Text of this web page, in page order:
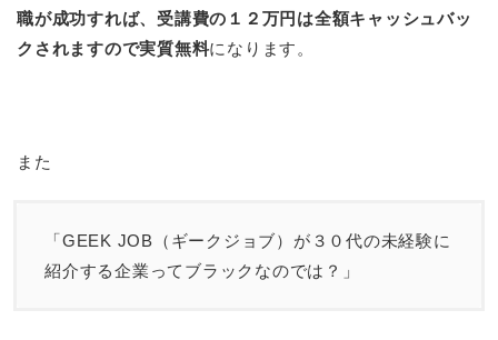
職が成功すれば、受講費の１２万円は全額キャッシュバッ
クされますので実質無料になります。
また
「GEEK JOB（ギークジョブ）が３０代の未経験に
紹介する企業ってブラックなのでは？」